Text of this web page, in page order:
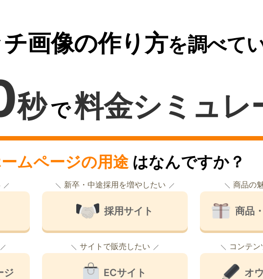
画像の作り方を調べて
秒で料金シミュレ
ムページの用途はなんですか？
新卒・中途採用を増やしたい
採用サイト
商品の
商品
ジ
サイトで販売したい
ECサイト
コンテ
オ